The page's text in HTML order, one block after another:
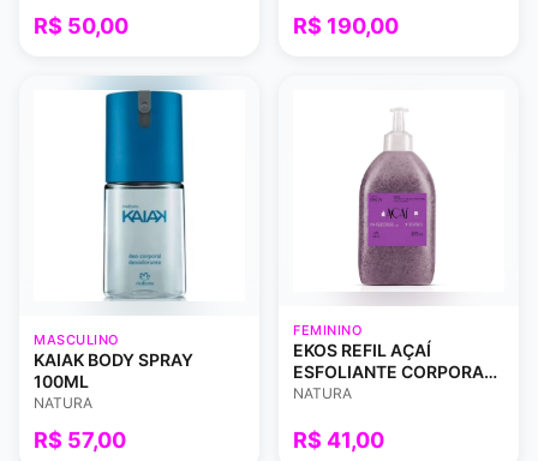
R$ 50,00 R$ 190,00
MASCULINO
KAIAK BODY SPRAY
100ML
NATURA
R$ 57,00
FEMININO
EKOS REFIL AÇAÍ
ESFOLIANTE CORPORAL
185ML
NATURA
R$ 41,00